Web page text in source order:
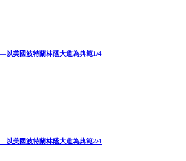
美國波特蘭林蔭大道為典範1/4
美國波特蘭林蔭大道為典範2/4